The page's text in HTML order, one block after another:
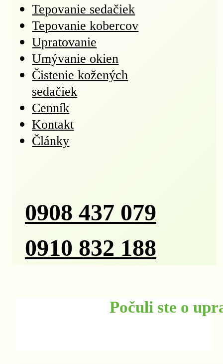
Tepovanie sedačiek
Tepovanie kobercov
Upratovanie
Umývanie okien
Čistenie kožených
sedačiek
Cenník
Kontakt
Články
0908 437 079
0910 832 188
Počuli ste o